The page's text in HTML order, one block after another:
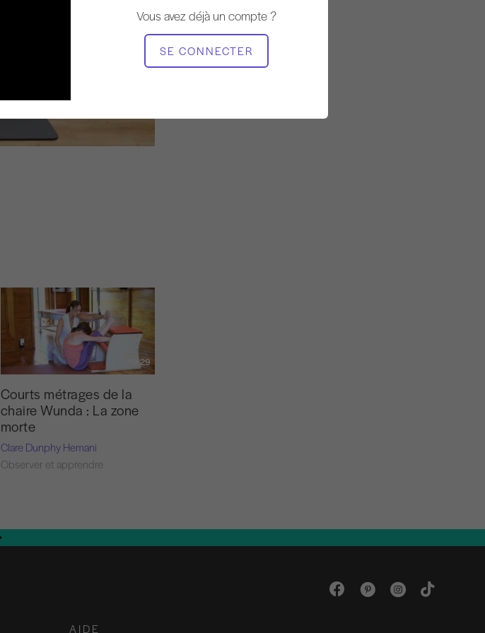
Vous avez déjà un compte ?
SE CONNECTER
MATÉRIEL NÉCESSAIRE
Chaise Wunda
19:29
Courts métrages de la
chaire Wunda : La zone
morte
Clare Dunphy Hemani
Observer et apprendre
AIDE